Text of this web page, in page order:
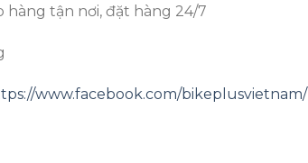
hàng tận nơi, đặt hàng 24/7
www.facebook.com/bikeplusvietnam/